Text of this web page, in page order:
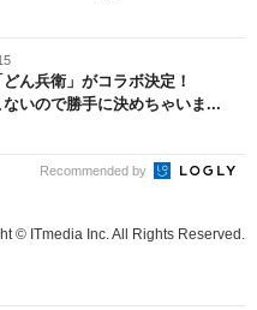
どん兵衛」がコラボ決定！
ないので勝手に決めちゃいま...
Recommended by
© ITmedia Inc. All Rights Reserved.